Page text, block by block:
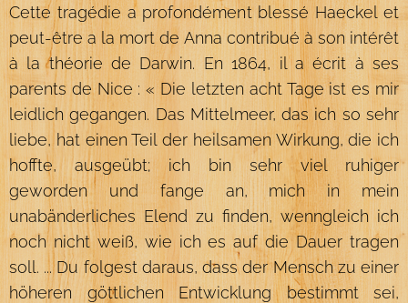
Cette tragédie a profondément blessé Haeckel et
peut-être a la mort de Anna contribué à son intérêt
à la théorie de Darwin. En 1864, il a écrit à ses
parents de Nice : « Die letzten acht Tage ist es mir
leidlich gegangen. Das Mittelmeer, das ich so sehr
liebe, hat einen Teil der heilsamen Wirkung, die ich
hoffte, ausgeübt; ich bin sehr viel ruhiger
geworden und fange an, mich in mein
unabänderliches Elend zu finden, wenngleich ich
noch nicht weiß, wie ich es auf die Dauer tragen
soll. ... Du folgest daraus, dass der Mensch zu einer
höheren göttlichen Entwicklung bestimmt sei,